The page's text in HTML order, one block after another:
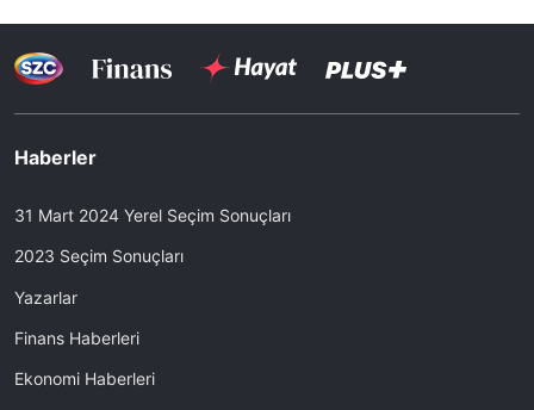
Haberler
31 Mart 2024 Yerel Seçim Sonuçları
2023 Seçim Sonuçları
Yazarlar
Finans Haberleri
Ekonomi Haberleri